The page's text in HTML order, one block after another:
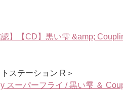
】【CD】黒い雫 &amp;
ステーション R＞
スーパーフライ / 黒い雫 ＆